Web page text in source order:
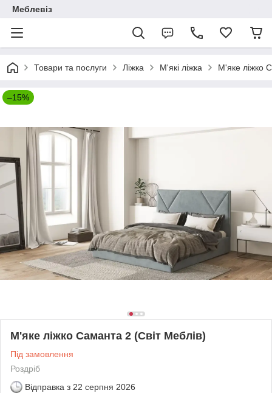
Меблевіз
Товари та послуги Ліжка М'які ліжка М'яке ліжко
–15%
М'яке ліжко Саманта 2 (Світ Меблів)
Під замовлення
Роздріб
Відправка з 22 серпня 2026